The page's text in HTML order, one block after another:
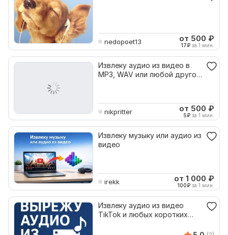
nedopoet13 от 500 ₽
17₽ за 1 мин.
Извлеку аудио из видео в
MP3, WAV или любой другой
nikpritter от 500 ₽
5₽ за 1 мин.
Извлеку музыку или аудио из
видео
irekk от 1 000 ₽
100₽ за 1 мин.
Извлеку аудио из видео
TikTok и любых коротких